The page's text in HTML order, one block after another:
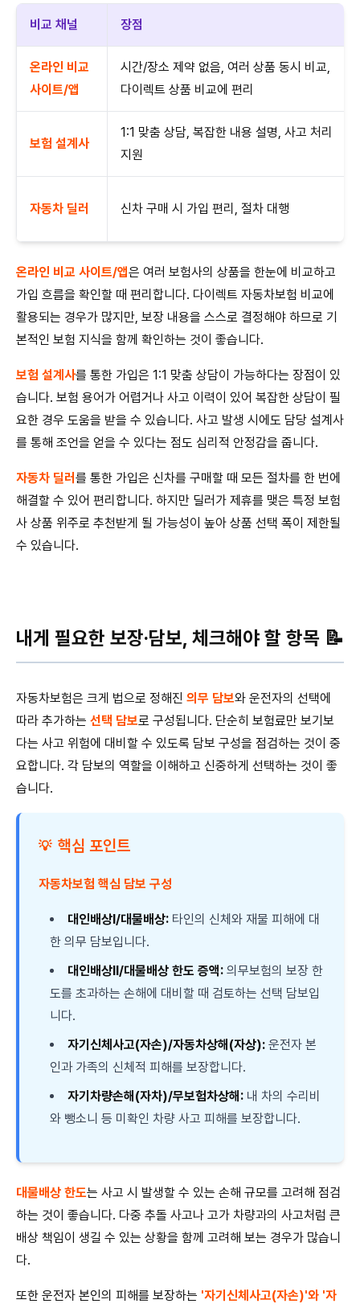
비교 채널 장점
온라인 비교
사이트/앱
시간/장소 제약 없음, 여러 상품 동시 비교,
다이렉트 상품 비교에 편리
보험 설계사
1:1 맞춤 상담, 복잡한 내용 설명, 사고 처리
지원
자동차 딜러 신차 구매 시 가입 편리, 절차 대행
온라인 비교 사이트/앱은 여러 보험사의 상품을 한눈에 비교하고
가입 흐름을 확인할 때 편리합니다. 다이렉트 자동차보험 비교에
활용되는 경우가 많지만, 보장 내용을 스스로 결정해야 하므로 기
본적인 보험 지식을 함께 확인하는 것이 좋습니다.
보험 설계사를 통한 가입은 1:1 맞춤 상담이 가능하다는 장점이 있
습니다. 보험 용어가 어렵거나 사고 이력이 있어 복잡한 상담이 필
요한 경우 도움을 받을 수 있습니다. 사고 발생 시에도 담당 설계사
를 통해 조언을 얻을 수 있다는 점도 심리적 안정감을 줍니다.
자동차 딜러 를 통한 가입은 신차를 구매할 때 모든 절차를 한 번에
해결할 수 있어 편리합니다. 하지만 딜러가 제휴를 맺은 특정 보험
사 상품 위주로 추천받게 될 가능성이 높아 상품 선택 폭이 제한될
수 있습니다.
내게 필요한 보장·담보, 체크해야 할 항목 📝
자동차보험은 크게 법으로 정해진 의무 담보와 운전자의 선택에
따라 추가하는 선택 담보로 구성됩니다. 단순히 보험료만 보기보
다는 사고 위험에 대비할 수 있도록 담보 구성을 점검하는 것이 중
요합니다. 각 담보의 역할을 이해하고 신중하게 선택하는 것이 좋
습니다.
💡 핵심 포인트
자동차보험 핵심 담보 구성
대인배상Ⅰ/대물배상: 타인의 신체와 재물 피해에 대
한 의무 담보입니다.
대인배상Ⅱ/대물배상 한도 증액: 의무보험의 보장 한
도를 초과하는 손해에 대비할 때 검토하는 선택 담보입
니다.
자기신체사고(자손)/자동차상해(자상): 운전자 본
인과 가족의 신체적 피해를 보장합니다.
자기차량손해(자차)/무보험차상해: 내 차의 수리비
와 뺑소니 등 미확인 차량 사고 피해를 보장합니다.
대물배상 한도는 사고 시 발생할 수 있는 손해 규모를 고려해 점검
하는 것이 좋습니다. 다중 추돌 사고나 고가 차량과의 사고처럼 큰
배상 책임이 생길 수 있는 상황을 함께 고려해 보는 경우가 많습니
다.
또한 운전자 본인의 피해를 보장하는 '자기신체사고(자손)'와 '자